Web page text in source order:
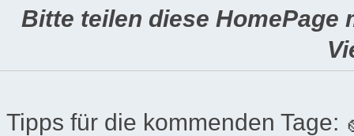
Bitte teilen diese HomePage
Tipps für die kommenden